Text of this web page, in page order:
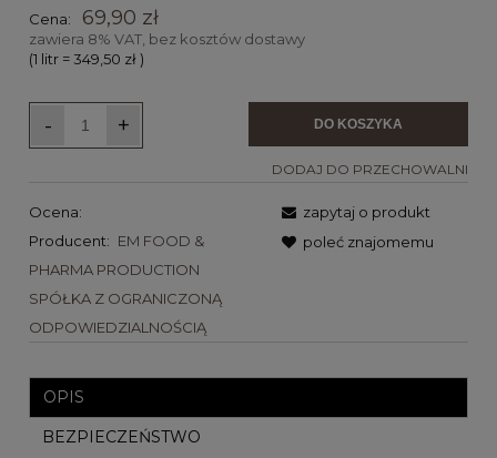
Cena: 69,90 zł
zawiera 8% VAT, bez kosztów dostawy
(1 litr =349,50 zł)
- + DO KOSZYKA
DODAJ DO PRZECHOWALNI
Ocena:
Producent: EM FOOD &
PHARMA PRODUCTION
SPÓŁKA Z OGRANICZONĄ
ODPOWIEDZIALNOŚCIĄ
zapytaj o produkt
poleć znajomemu
OPIS
BEZPIECZEŃSTWO